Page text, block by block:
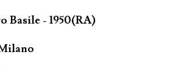
Basile - 1950(RA)